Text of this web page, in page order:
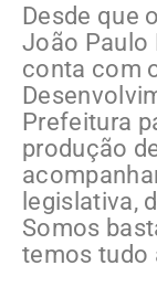
Desde que
João Paulo
conta com
Prefeitura
produção
legislativa,
Somos
temos tudo